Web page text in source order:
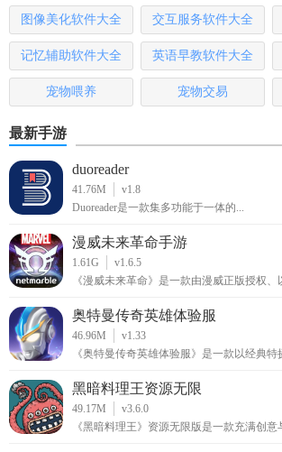
【邀请好友赚钱】
邀请好友加入小白赚钱，师傅可以得到超
钱，师傅跟着赚钱，躺着也赚钱的手机赚
钱APP！
【早起打卡赚钱】
只要你参与打卡挑战，在每天5-8点起床来
卡，就可以实现早起打卡赚钱了，每天还
【签到任务赚钱】
包。持续签到，持续赚钱。
【小白赚钱测评】
1、轻松获得你想要的兼职方式。
图像美化软件大全 交互服务软件大全
记忆辅助软件大全 英语早教软件大全
宠物喂养 宠物交易
最新手游
duoreader
41.76M
v1.8
Duoreader是一款集多功能于一体的...
漫威未来革命手游
1.61G
v1.6.5
《漫威未来革命》是一款由漫威正版授权、
奥特曼传奇英雄体验服
46.96M
v1.33
《奥特曼传奇英雄体验服》是一款以经典特
黑暗料理王资源无限
49.17M
v3.6.0
《黑暗料理王》资源无限版是一款充满创意